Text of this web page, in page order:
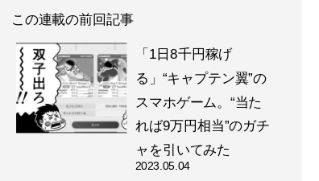
この連載の前回記事
「1日8千円稼げ
る」“キャプテン翼”の
スマホゲーム。“当た
れば9万円相当”のガチ
ャを引いてみた
2023.05.04